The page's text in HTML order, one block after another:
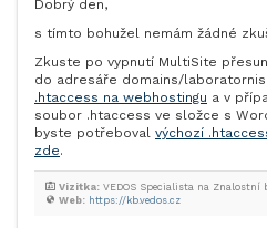
Dobrý den,
s tímto bohužel nemám žádné
Zkuste po vypnutí MultiSite
do adresáře domains/
.htaccess na webhostingu a v
soubor .htaccess ve složce s
byste potřeboval výchozí
zde.
Web: https://kb.vedos.cz
Vizitka: VEDOS Specialista na Znalostní